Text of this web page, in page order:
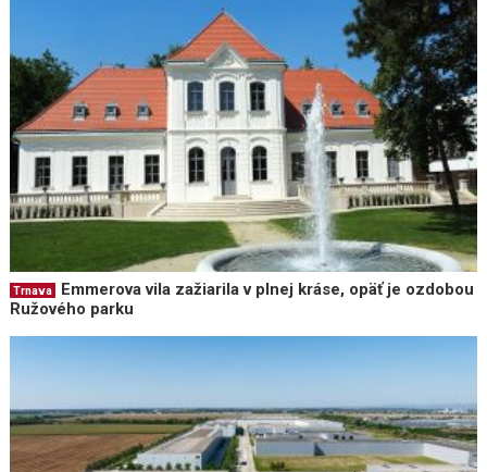
Trnava
Emmerova vila zažiarila v plnej kráse, opäť je ozdobou
Ružového parku